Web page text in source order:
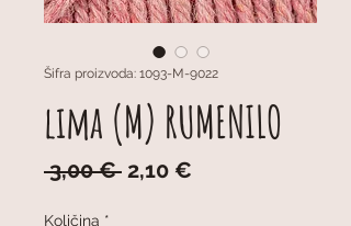
Šifra proizvoda: 1093-M-9022
lima (M) RUMENILO
3,00 € Redovna
2,10 €
Količina *